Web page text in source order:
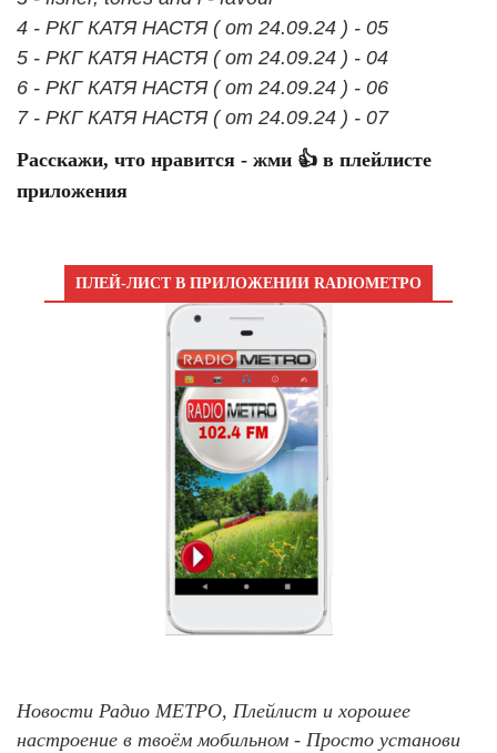
4 - РКГ КАТЯ НАСТЯ ( от 24.09.24 ) - 05
5 - РКГ КАТЯ НАСТЯ ( от 24.09.24 ) - 04
6 - РКГ КАТЯ НАСТЯ ( от 24.09.24 ) - 06
7 - РКГ КАТЯ НАСТЯ ( от 24.09.24 ) - 07
Расскажи, что нравится - жми 👍 в плейлисте
приложения
ПЛЕЙ-ЛИСТ В ПРИЛОЖЕНИИ RADIOМЕТРО
Новости Радио МЕТРО, Плейлист и хорошее
настроение в твоём мобильном - Просто установи